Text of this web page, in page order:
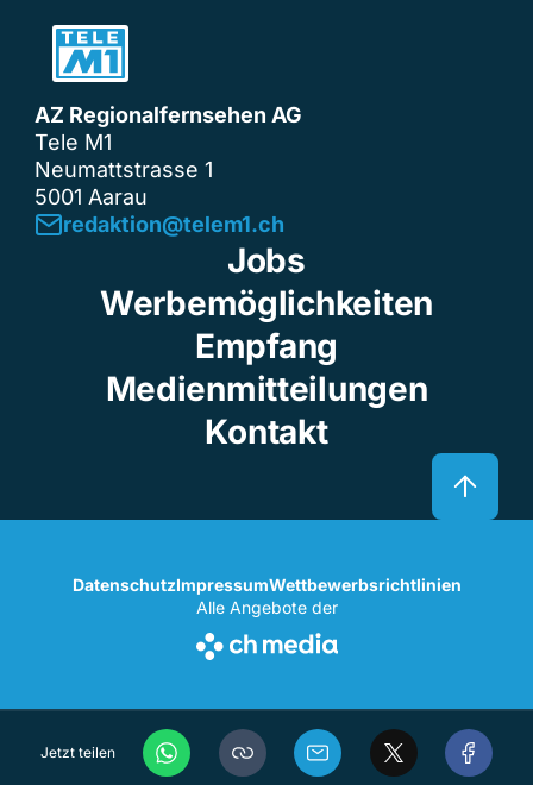
Jetzt teilen
AZ Regionalfernsehen AG
Tele M1
Neumattstrasse 1
5001 Aarau
redaktion@telem1.ch
Jobs
Werbemöglichkeiten
Empfang
Medienmitteilungen
Kontakt
DatenschutzImpressumWettbewerbsrichtlinien
Alle Angebote der